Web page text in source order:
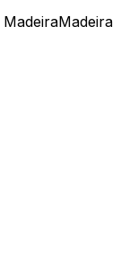
MadeiraMadeira